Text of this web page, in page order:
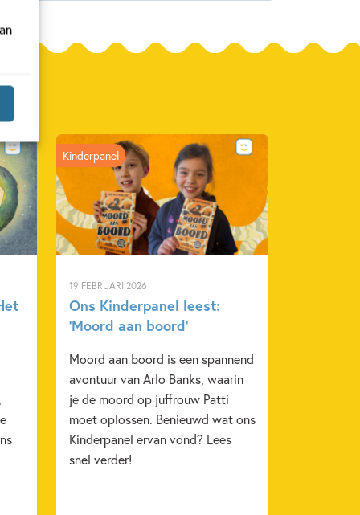
19 FEBRUARI 2026
Ons Kinderpanel leest:
‘Moord aan boord’
Moord aan boord is een spannend
avontuur van Arlo Banks, waarin
je de moord op juffrouw Patti
moet oplossen. Benieuwd wat ons
Kinderpanel ervan vond? Lees
snel verder!
Kinderpanel